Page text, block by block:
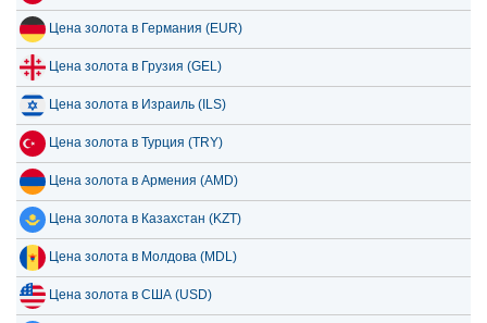
Цена золота в Германия (EUR)
Цена золота в Грузия (GEL)
Цена золота в Израиль (ILS)
Цена золота в Турция (TRY)
Цена золота в Армения (AMD)
Цена золота в Казахстан (KZT)
Цена золота в Молдова (MDL)
Цена золота в США (USD)